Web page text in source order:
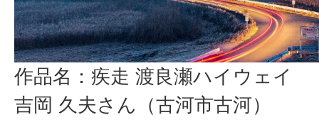
作品名：疾走 渡良瀬ハイウェイ
吉岡 久夫さん（古河市古河）